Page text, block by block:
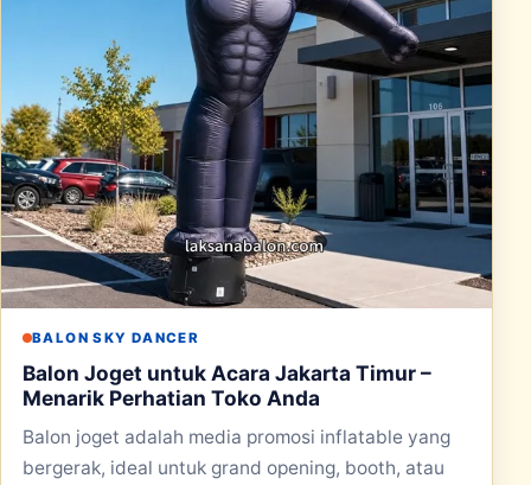
BALON SKY DANCER
Balon Joget untuk Acara Jakarta Timur –
Menarik Perhatian Toko Anda
Balon joget adalah media promosi inflatable yang
bergerak, ideal untuk grand opening, booth, atau